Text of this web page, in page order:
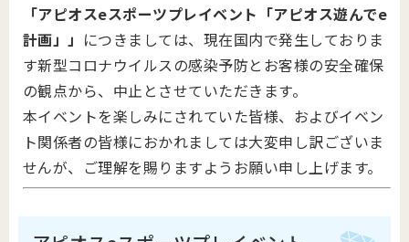
「アピオスeスポーツプレイベント「アピオス遊んでe
計画」」 につきましては、現在国内で発生しておりま
す新型コロナウイルスの感染予防とお客様の安全確保
の観点から、中止とさせていただきます。
本イベントを楽しみにされていた皆様、およびイベン
ト関係者の皆様におかれましては大変申し訳ございま
せんが、ご理解を賜りますようお願い申し上げます。